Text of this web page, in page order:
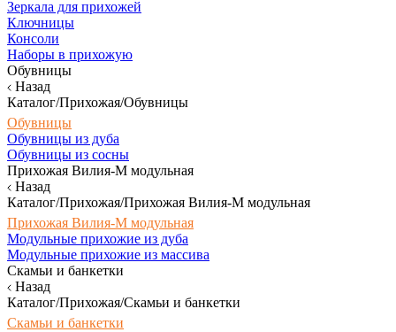
Зеркала для прихожей
Ключницы
Консоли
Наборы в прихожую
Обувницы
Назад
Каталог/Прихожая/Обувницы
Обувницы
Обувницы из дуба
Обувницы из сосны
Прихожая Вилия-М модульная
Назад
Каталог/Прихожая/Прихожая Вилия-М модульная
Прихожая Вилия-М модульная
Модульные прихожие из дуба
Модульные прихожие из массива
Скамьи и банкетки
Назад
Каталог/Прихожая/Скамьи и банкетки
Скамьи и банкетки